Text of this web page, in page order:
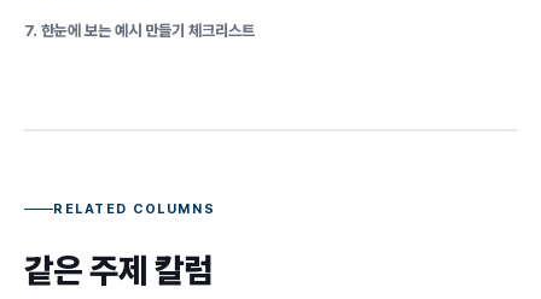
7. 한눈에 보는 예시 만들기 체크리스트
RELATED COLUMNS
같은 주제 칼럼